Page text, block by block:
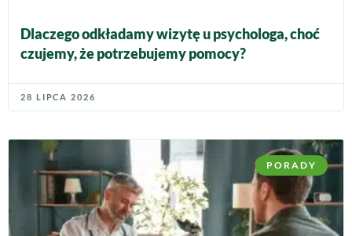
Dlaczego odkładamy wizytę u psychologa, choć
czujemy, że potrzebujemy pomocy?
28 LIPCA 2026
PORADY